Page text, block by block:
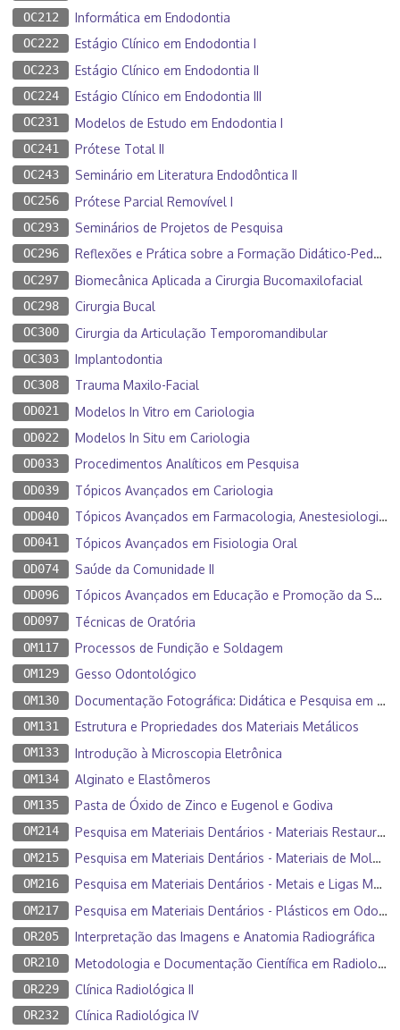
OC212 Informática em Endodontia
OC222 Estágio Clínico em Endodontia I
OC223 Estágio Clínico em Endodontia II
OC224 Estágio Clínico em Endodontia III
OC231 Modelos de Estudo em Endodontia I
OC241 Prótese Total II
OC243 Seminário em Literatura Endodôntica II
OC256 Prótese Parcial Removível I
OC293 Seminários de Projetos de Pesquisa
OC296 Reflexões e Prática sobre a Formação Didático-Pedagógica do Prof. Universitário
OC297 Biomecânica Aplicada a Cirurgia Bucomaxilofacial
OC298 Cirurgia Bucal
OC300 Cirurgia da Articulação Temporomandibular
OC303 Implantodontia
OC308 Trauma Maxilo-Facial
OD021 Modelos In Vitro em Cariologia
OD022 Modelos In Situ em Cariologia
OD033 Procedimentos Analíticos em Pesquisa
OD039 Tópicos Avançados em Cariologia
OD040 Tópicos Avançados em Farmacologia, Anestesiologia e Terapêutica
OD041 Tópicos Avançados em Fisiologia Oral
OD074 Saúde da Comunidade II
OD096 Tópicos Avançados em Educação e Promoção da Saúde
OD097 Técnicas de Oratória
OM117 Processos de Fundição e Soldagem
OM129 Gesso Odontológico
OM130 Documentação Fotográfica: Didática e Pesquisa em Materiais Dentários
OM131 Estrutura e Propriedades dos Materiais Metálicos
OM133 Introdução à Microscopia Eletrônica
OM134 Alginato e Elastômeros
OM135 Pasta de Óxido de Zinco e Eugenol e Godiva
OM214 Pesquisa em Materiais Dentários - Materiais Restauradores
OM215 Pesquisa em Materiais Dentários - Materiais de Moldagem
OM216 Pesquisa em Materiais Dentários - Metais e Ligas Metálicas
OM217 Pesquisa em Materiais Dentários - Plásticos em Odontologia
OR205 Interpretação das Imagens e Anatomia Radiográfica
OR210 Metodologia e Documentação Científica em Radiologia
OR229 Clínica Radiológica II
OR232 Clínica Radiológica IV